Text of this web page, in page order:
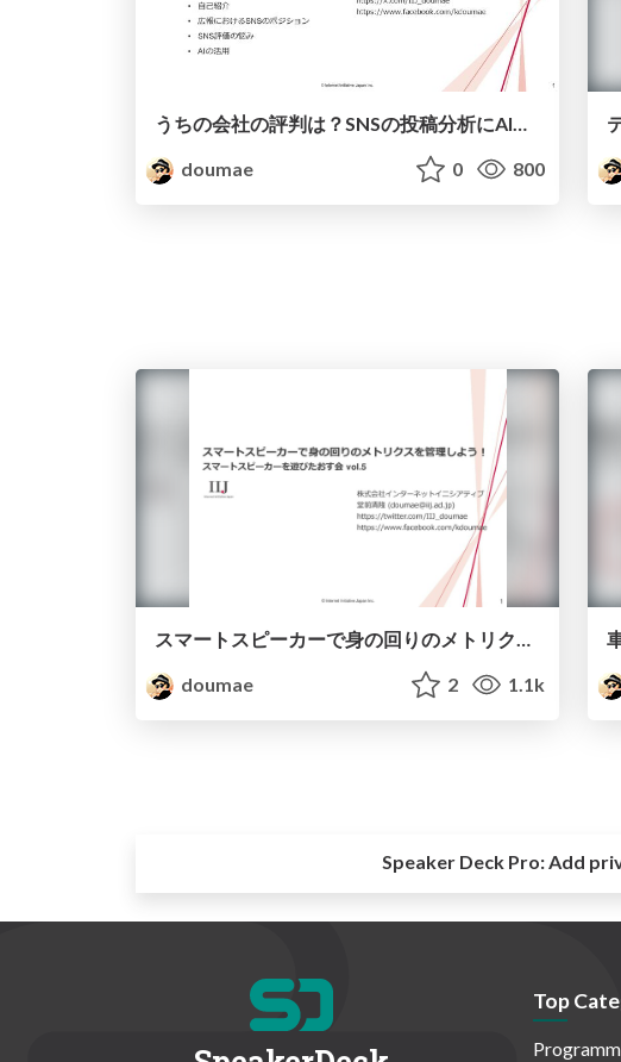
うちの会社の評判は？SNSの投稿分析にAIを使ってみた
doumae
0 800
スマートスピーカーで身の回りのメトリクスを管理しよう！
doumae
2 1.1k
Speaker Deck Pro:Add
Top